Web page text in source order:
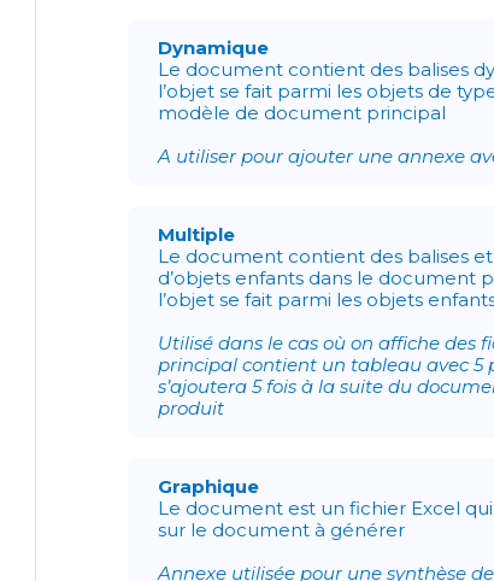
Dynamique
Le document contient des balises
l’objet se fait parmi les objets de
modèle de document principal
A utiliser pour ajouter une annexe
Multiple
Le document contient des balises
d’objets enfants dans le document
l’objet se fait parmi les objets
Utilisé dans le cas où on affiche des
principal contient un tableau avec 5
s’ajoutera 5 fois à la suite du
produit
Graphique
Le document est un fichier Excel
sur le document à générer
Annexe utilisée pour une synthèse